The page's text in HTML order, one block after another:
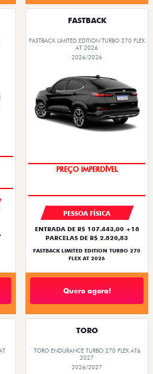
FASTBACK
FASTBACK LIMITED EDITION TURBO 270 FLEX
AT 2026
2026/2026
PREÇO IMPERDÍVEL
PESSOA FÍSICA
ENTRADA DE R$ 107.443,00 +18
PARCELAS DE R$ 2.820,83
FASTBACK LIMITED EDITION TURBO 270
FLEX AT 2026
Quero agora!
TORO
TORO ENDURANCE TURBO 270 FLEX AT6
2027
2026/2027